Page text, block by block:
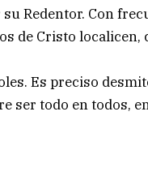
Redentor. Con
de Cristo localicen,
Es preciso
ser todo en todos,